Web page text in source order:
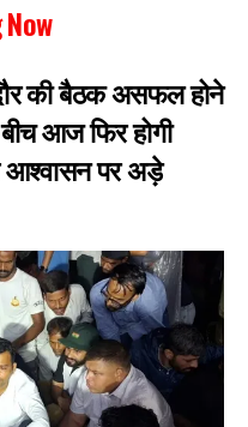
की बैठक असफल होने
आज फिर होगी
आश्वासन पर अड़े